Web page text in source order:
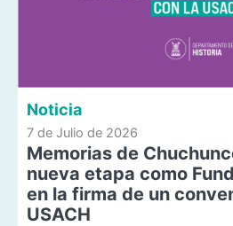
Noticia
7 de Julio de 2026
Memorias de
nueva etapa como
en la firma de un
USACH